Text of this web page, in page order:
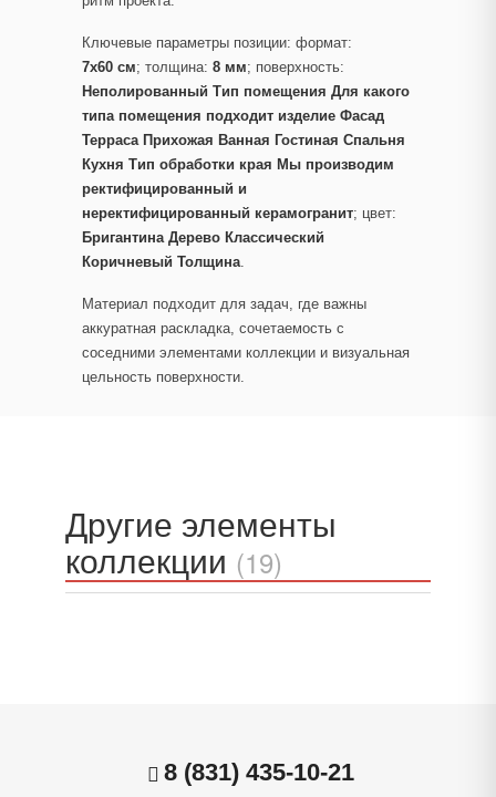
Ключевые параметры позиции: формат:
7x60 см; толщина: 8 мм; поверхность:
Неполированный Тип помещения Для какого
типа помещения подходит изделие Фасад
Терраса Прихожая Ванная Гостиная Спальня
Кухня Тип обработки края Мы производим
ректифицированный и
неректифицированный керамогранит; цвет:
Бригантина Дерево Классический
Коричневый Толщина.
Материал подходит для задач, где важны
аккуратная раскладка, сочетаемость с
соседними элементами коллекции и визуальная
цельность поверхности.
Другие элементы
коллекции (19)
8 (831) 435-10-21